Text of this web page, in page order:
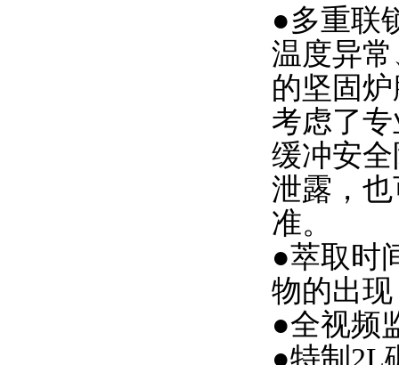
●多重联
温度异
的坚固
考虑了
缓冲安
泄露 ， 也
准。
●萃取时
物的出现
●全视频
●特制2L